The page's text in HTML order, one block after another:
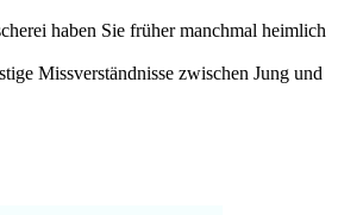
haben Sie früher manchmal heimlich
Missverständnisse zwischen Jung und